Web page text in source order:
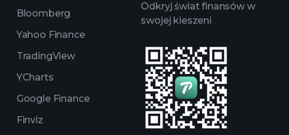
Bloomberg
Yahoo Finance
TradingView
YCharts
Google Finance
Finviz
Odkryj świat finansów w
swojej kieszeni